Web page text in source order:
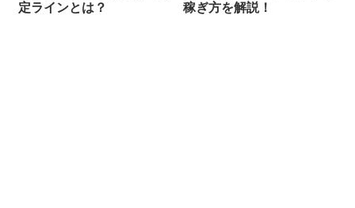
定ラインとは？
稼ぎ方を解説！